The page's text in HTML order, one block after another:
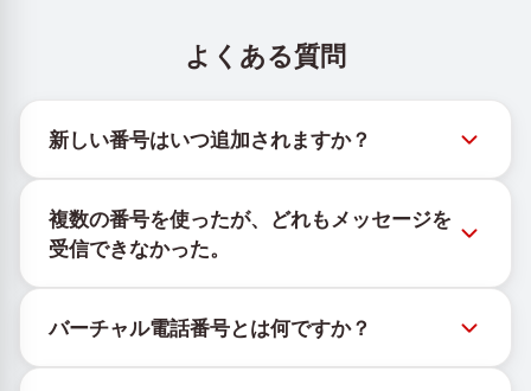
よくある質問
新しい番号はいつ追加されますか？
@TigerSMSofficial_bot で確認できます。このチャン
ネルは最新の番号在庫にアクセスできるよう、タイム
リーな更新を提供します。
複数の番号を使ったが、どれもメッセージを
受信できなかった。
ことはできません。サービスのアルゴリズムにより、
一時的な番号へのメッセージ配信がさまざまな理由で
バーチャル電話番号とは何ですか？